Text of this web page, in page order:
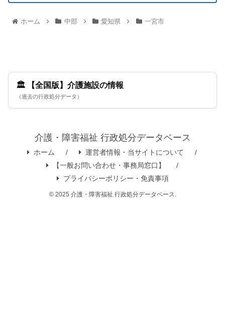
ホーム 中部 愛知県 一宮市
🏛️ 【全国版】介護施設の情報
（過去の行政処分データ）
介護・障害福祉 行政処分データベース
ホーム
運営者情報・当サイトについて
【一般お問い合わせ・事務局窓口】
プライバシーポリシー・免責事項
© 2025 介護・障害福祉 行政処分データベース.